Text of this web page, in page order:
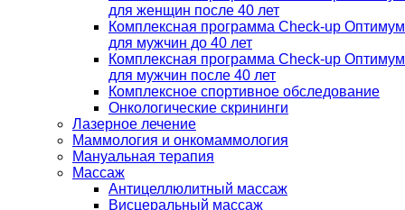
для женщин после 40 лет
Комплексная программа Check-up Оптимум
для мужчин до 40 лет
Комплексная программа Check-up Оптимум
для мужчин после 40 лет
Комплексное спортивное обследование
Онкологические скрининги
Лазерное лечение
Маммология и онкомаммология
Мануальная терапия
Массаж
Антицеллюлитный массаж
Висцеральный массаж